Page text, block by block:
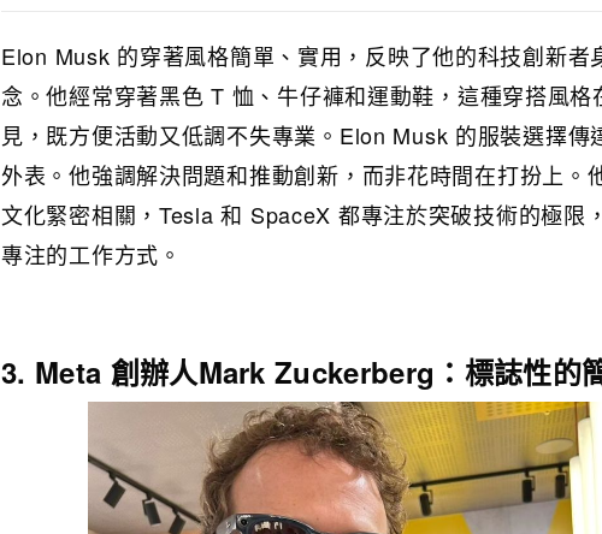
Elon Musk 的穿著風格簡單、實用，反映了他的科技創新者
念。他經常穿著黑色 T 恤、牛仔褲和運動鞋，這種穿搭風
見，既方便活動又低調不失專業。Elon Musk 的服裝選擇傳
外表。他強調解決問題和推動創新，而非花時間在打扮上。
文化緊密相關，Tesla 和 SpaceX 都專注於突破技術的極限
專注的工作方式。
3. Meta 創辦人Mark Zuckerberg：標誌性的